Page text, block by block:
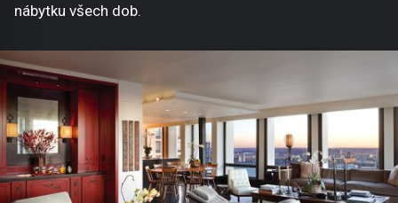
nábytku všech dob.